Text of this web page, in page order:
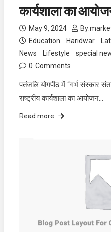
कार्यशाला का
May 9, 2024 By:
Education
Haridwar
News
Lifestyle special
0 Comments
पतंजलि योगपीठ में “गर्भ संस्कार
राष्ट्रीय कार्यशाला का आयोजन…
Read more